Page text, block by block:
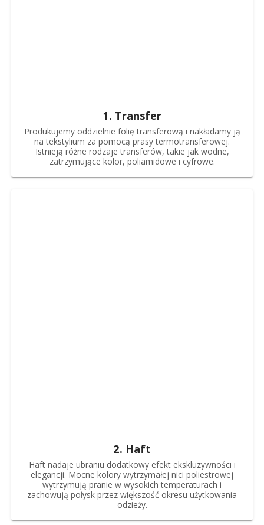
1. Transfer
Produkujemy oddzielnie folię transferową i nakładamy ją
na tekstylium za pomocą prasy termotransferowej.
Istnieją różne rodzaje transferów, takie jak wodne,
zatrzymujące kolor, poliamidowe i cyfrowe.
2. Haft
Haft nadaje ubraniu dodatkowy efekt ekskluzywności i
elegancji. Mocne kolory wytrzymałej nici poliestrowej
wytrzymują pranie w wysokich temperaturach i
zachowują połysk przez większość okresu użytkowania
odzieży.